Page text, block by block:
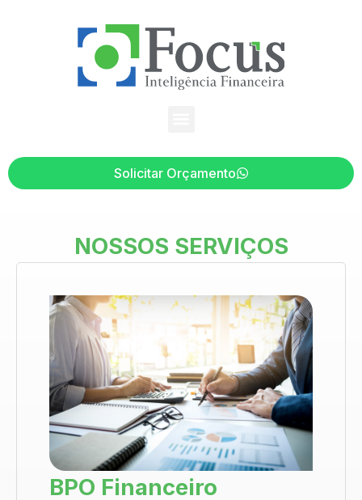
Solicitar Orçamento
NOSSOS SERVIÇOS
BPO Financeiro